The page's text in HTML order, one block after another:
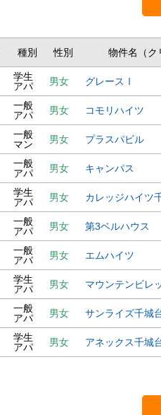
種別 性別 物件名（ク
学生
アパ
男女 グレースⅠ
一般
アパ
男女 コモリハイツ
一般
マン
男女 プラスパビル
一般
アパ
男女 キャンパス
学生
アパ
男女 カレッジハイツ
一般
アパ
男女 第3ベルハウス
一般
アパ
男女 エムハイツ
学生
アパ
男女 マウンテンビレ
一般
アパ
男女 サンライズ千城
学生
アパ
男女 アネックス千城